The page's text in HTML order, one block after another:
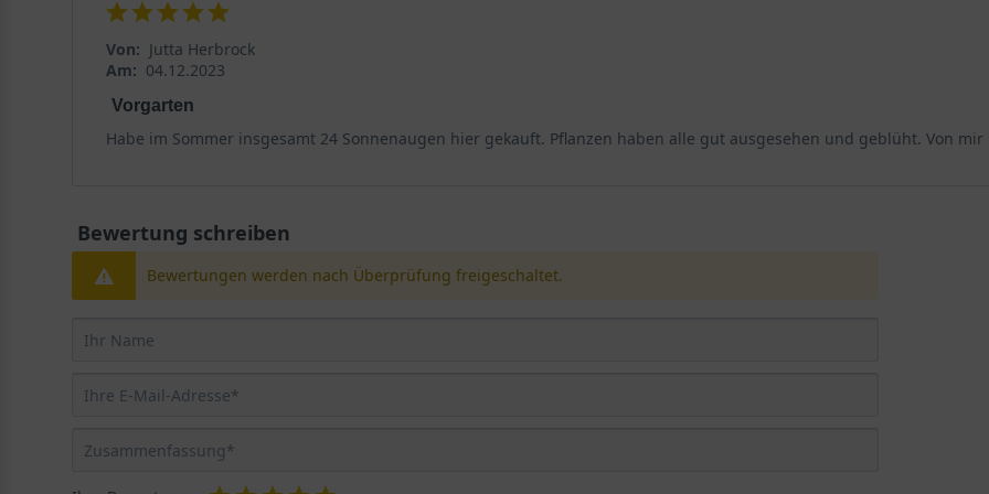
einen perfekten Kontrast zu den goldgelben Blüten, wodurch sie sich hervorragend für Prachtstaudenbeete,
Staude bis zu -34 Grad Celsius und wertvolle Insektenweide ist sie eine echte Bereicherung für naturnahe Gärten.
Sonnenauge 'Karat': Ein strahlendes Portrait
Das Sonnenauge 'Karat' präsentiert sich als eine der strahlendsten und zuverlässigsten Blütenstauden für den
Bei Heliopsis helianthoides var. scabra 'Karat' handelt es sich um einen Cultivar, also eine gezielt gezüchtete Sorte, die
die sich durch unterirdische Rhizome langsam aber stetig ausbreiten können. Dieser krautige Wuchscharakter sorgt
Verfügung steht.
Wuchshöhe und Habitus
Von: Jutta Herbrock
Am: 04.12.2023
Vorgarten
Habe im Sommer insgesamt 24 Sonnenaugen hier gekauft. Pflanzen haben alle gut ausgesehen und geblüht. Von mir
Bewertung schreiben
Bewertungen werden nach Überprüfung freigeschaltet.